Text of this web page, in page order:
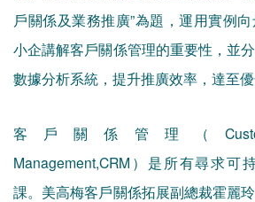
戶關係及業務推廣”為題，運用實例
小企講解客戶關係管理的重要性，並
數據分析系統，提升推廣效率，達至優
客戶關係管理（
Management,CRM）是所有尋求可
課。美高梅客戶關係拓展副總裁霍麗